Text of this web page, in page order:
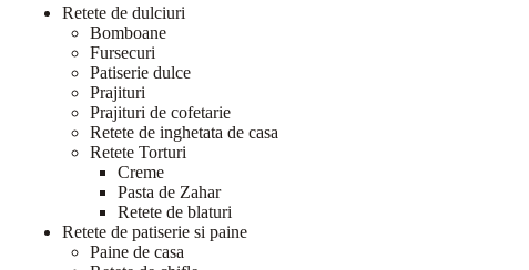
Retete de dulciuri
Bomboane
Fursecuri
Patiserie dulce
Prajituri
Prajituri de cofetarie
Retete de inghetata de casa
Retete Torturi
Creme
Pasta de Zahar
Retete de blaturi
Retete de patiserie si paine
Paine de casa